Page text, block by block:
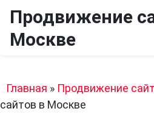
Продвижение
Москве
Главная » Продвижение
сайтов в Москве